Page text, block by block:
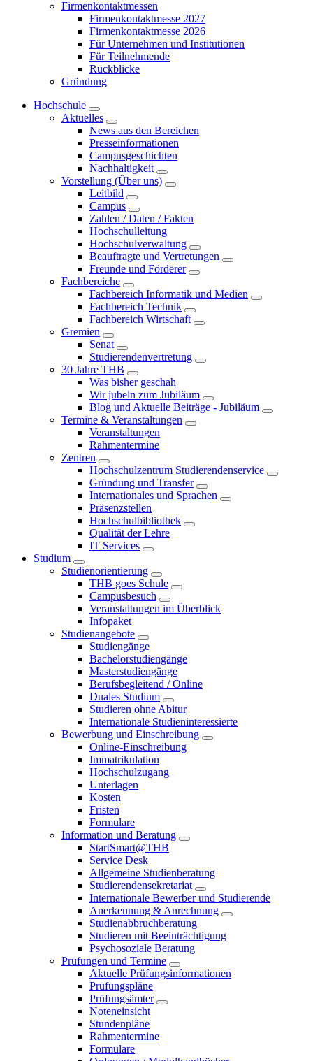
Firmenkontaktmessen
Firmenkontaktmesse 2027
Firmenkontaktmesse 2026
Für Unternehmen und Institutionen
Für Teilnehmende
Rückblicke
Gründung
Hochschule
Aktuelles
News aus den Bereichen
Presseinformationen
Campusgeschichten
Nachhaltigkeit
Vorstellung (Über uns)
Leitbild
Campus
Zahlen / Daten / Fakten
Hochschulleitung
Hochschulverwaltung
Beauftragte und Vertretungen
Freunde und Förderer
Fachbereiche
Fachbereich Informatik und Medien
Fachbereich Technik
Fachbereich Wirtschaft
Gremien
Senat
Studierendenvertretung
30 Jahre THB
Was bisher geschah
Wir jubeln zum Jubiläum
Blog und Aktuelle Beiträge - Jubiläum
Termine & Veranstaltungen
Veranstaltungen
Rahmentermine
Zentren
Hochschulzentrum Studierendenservice
Gründung und Transfer
Internationales und Sprachen
Präsenzstellen
Hochschulbibliothek
Qualität der Lehre
IT Services
Studium
Studienorientierung
THB goes Schule
Campusbesuch
Veranstaltungen im Überblick
Infopaket
Studienangebote
Studiengänge
Bachelorstudiengänge
Masterstudiengänge
Berufsbegleitend / Online
Duales Studium
Studieren ohne Abitur
Internationale Studieninteressierte
Bewerbung und Einschreibung
Online-Einschreibung
Immatrikulation
Hochschulzugang
Unterlagen
Kosten
Fristen
Formulare
Information und Beratung
StartSmart@THB
Service Desk
Allgemeine Studienberatung
Studierendensekretariat
Internationale Bewerber und Studierende
Anerkennung & Anrechnung
Studienabbruchberatung
Studieren mit Beeinträchtigung
Psychosoziale Beratung
Prüfungen und Termine
Aktuelle Prüfungsinformationen
Prüfungspläne
Prüfungsämter
Noteneinsicht
Stundenpläne
Rahmentermine
Formulare